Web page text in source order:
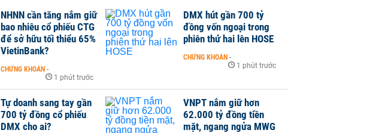
NHNN cần tăng nắm giữ
bao nhiêu cổ phiếu CTG
để sở hữu tối thiểu 65%
VietinBank?
CHỨNG KHOÁN -
1 phút trước
DMX hút gần 700 tỷ
đồng vốn ngoại trong
phiên thứ hai lên HOSE
CHỨNG KHOÁN -
1 phút trước
Tự doanh sang tay gần
700 tỷ đồng cổ phiếu
DMX cho ai?
VNPT nắm giữ hơn
62.000 tỷ đồng tiền
mặt, ngang ngửa MWG